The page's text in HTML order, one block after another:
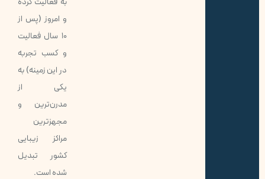
و امروز (پس از
10 سال فعاليت
و کسب تجربه
در اين زمينه) به
يكی از
مدرن‌ترین و
مجهزترين
مراكز زيبايی
كشور تبديل
شده است.